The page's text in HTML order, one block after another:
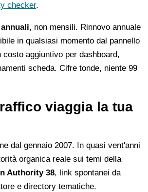
checker.
annuali, non mensili. Rinnovo annuale
in qualsiasi momento dal pannello
costo aggiuntivo per dashboard,
scheda. Cifre tonde, niente 99
viaggia la tua
dal gennaio 2007. In quasi vent'anni
organica reale sui temi della
Authority 38, link spontanei da
e directory tematiche.